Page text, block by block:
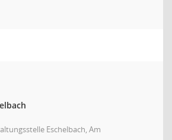
Eschelbach, Am